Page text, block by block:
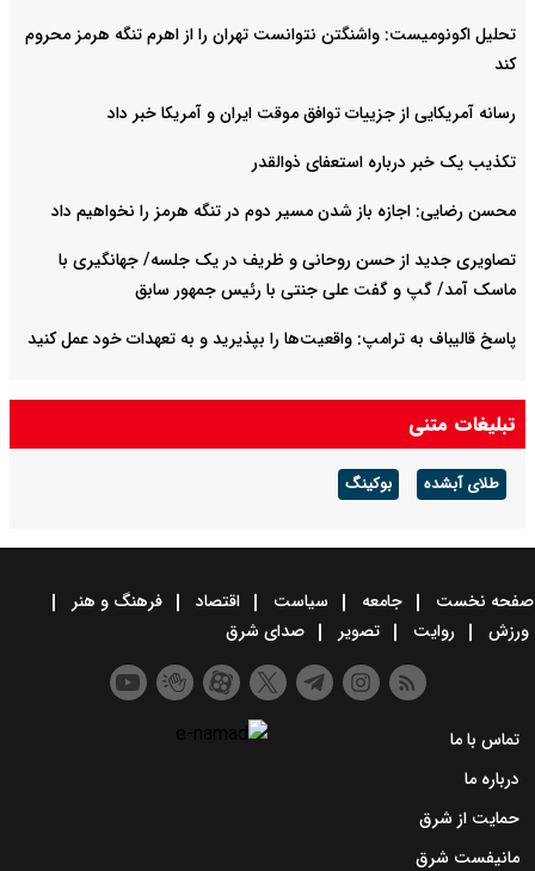
تحلیل اکونومیست: واشنگتن نتوانست تهران را از اهرم تنگه هرمز محروم
کند
رسانه آمریکایی از جزییات توافق موقت ایران و آمریکا خبر داد
تکذیب یک خبر درباره استعفای ذوالقدر
محسن رضایی: اجازه باز شدن مسیر دوم در تنگه هرمز را نخواهیم داد
تصاویری جدید از حسن روحانی و ظریف در یک جلسه/ جهانگیری با
ماسک آمد/ گپ و گفت علی جنتی با رئیس جمهور سابق
پاسخ قالیباف به ترامپ: واقعیت‌ها را بپذیرید و به تعهدات خود عمل کنید
تبلیغات متنی
طلای آبشده بوکینگ
صفحه نخست جامعه سیاست اقتصاد
فرهنگ و هنر
ورزش
روایت تصویر صدای شرق
تماس با ما
درباره ما
حمایت از شرق
مانیفست شرق